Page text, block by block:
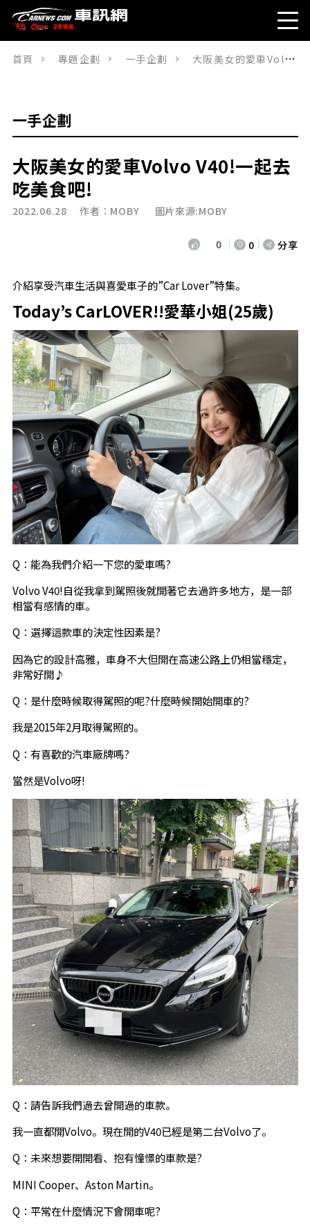
首頁 專題企劃 一手企劃 大阪美女的愛車Volvo V40!一起去吃美食吧!
一手企劃
大阪美女的愛車Volvo V40!一起去
吃美食吧!
2022.06.28 作者： MOBY 圖片來源:MOBY
0 0 分享
介紹享受汽車生活與喜愛車子的”Car Lover”特集。
Today’s CarLOVER!!愛華小姐(25歲)
Q：能為我們介紹一下您的愛車嗎?
Volvo V40!自從我拿到駕照後就開著它去過許多地方，是一部
相當有感情的車。
Q：選擇這款車的決定性因素是?
因為它的設計高雅，車身不大但開在高速公路上仍相當穩定，
非常好開♪
Q：是什麼時候取得駕照的呢?什麼時候開始開車的?
我是2015年2月取得駕照的。
Q：有喜歡的汽車廠牌嗎?
當然是Volvo呀!
Q：請告訴我們過去曾開過的車款。
我一直都開Volvo。現在開的V40已經是第二台Volvo了。
Q：未來想要開開看、抱有憧憬的車款是?
MINI Cooper、Aston Martin。
Q：平常在什麼情況下會開車呢?